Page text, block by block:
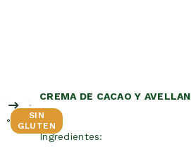
SIN
GLUTEN
CREMA DE CACAO Y
Ingredientes: